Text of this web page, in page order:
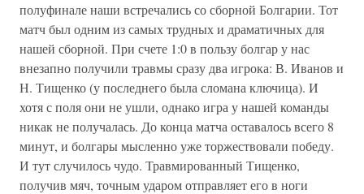
полуфинале наши встречались со сборной Болгарии. Тот
матч был одним из самых трудных и драматичных для
нашей сборной. При счете 1:0 в пользу болгар у нас
внезапно получили травмы сразу два игрока: В. Иванов и
Н. Тищенко (у последнего была сломана ключица). И
хотя с поля они не ушли, однако игра у нашей команды
никак не получалась. До конца матча оставалось всего 8
минут, и болгары мысленно уже торжествовали победу.
И тут случилось чудо. Травмированный Тищенко,
получив мяч, точным ударом отправляет его в ноги